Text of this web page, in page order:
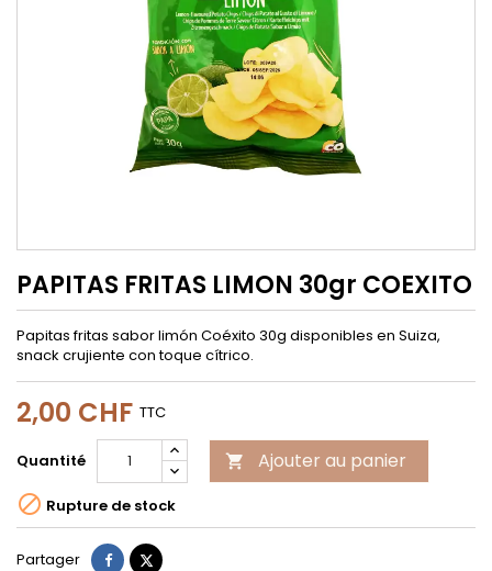
PAPITAS FRITAS LIMON 30gr COEXITO
Papitas fritas sabor limón Coéxito 30g disponibles en Suiza,
snack crujiente con toque cítrico.
2,00 CHF TTC
Quantité  Ajouter au panier
 Rupture de stock
Partager PartagerTweet